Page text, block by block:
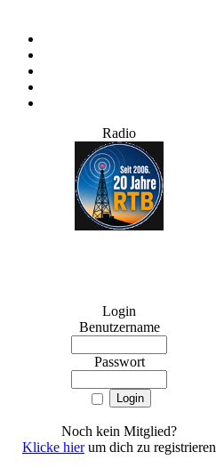
Radio
Login
Benutzername
Passwort
Noch kein Mitglied?
Klicke hierum dich zu registrieren